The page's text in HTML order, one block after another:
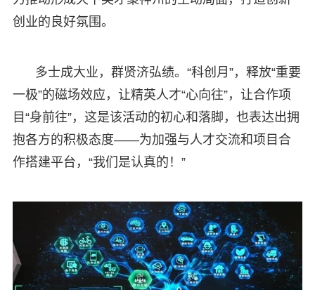
创业的良好氛围。
多士成大业，群贤济弘绩。“科创月”，释放“重要
一极”的磁场效应，让精英人才“心向往”，让合作项
目“身前往”，这是该活动的初心和落脚，也表达出拥
抱各方的积极态度——为加强与人才交流和项目合
作搭建平台，“我们是认真的！”